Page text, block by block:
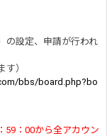
の設定、申請が行われ
）
bbs/board.php?bo
59：00から全アカウン